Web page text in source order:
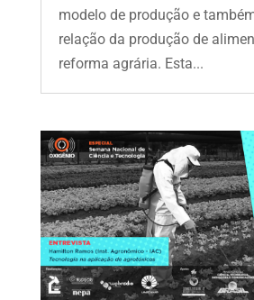
modelo de produção e
relação da produção de
reforma agrária. Esta...